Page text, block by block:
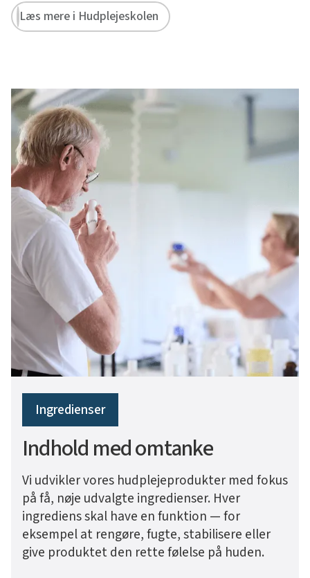
Læs mere i Hudplejeskolen
Ingredienser
Indhold med omtanke
Vi udvikler vores hudplejeprodukter med fokus
på få, nøje udvalgte ingredienser. Hver
ingrediens skal have en funktion — for
eksempel at rengøre, fugte, stabilisere eller
give produktet den rette følelse på huden.